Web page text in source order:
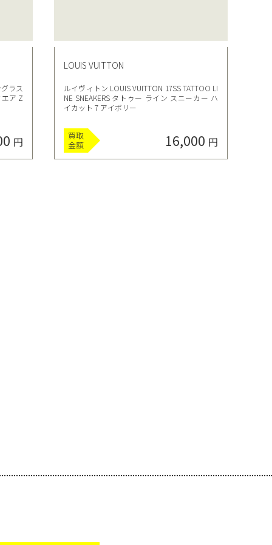
ラス
ア Z
円
LOUIS VUITTON
ルイヴィトン LOUIS VUITTON 17SS TATTOO LI
NE SNEAKERS タトゥー ライン スニーカー ハ
イカット 7 アイボリー
買取
金額
16,000 円